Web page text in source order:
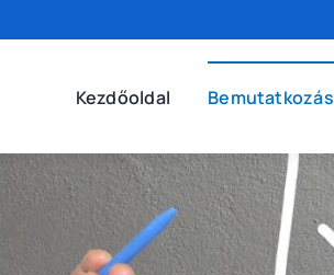
Kezdőoldal Bemutatkozás